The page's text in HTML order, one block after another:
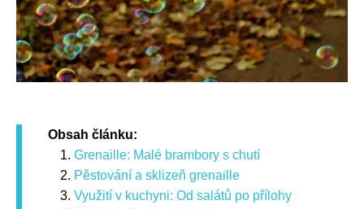
Obsah článku:
Grenaille: Malé brambory s chutí
Pěstování a sklizeň grenaille
Využití v kuchyni: Od salátů po přílohy